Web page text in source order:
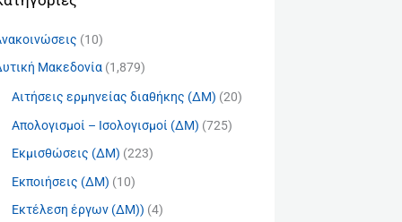
(10)
Μακεδονία (1,879)
Αιτήσεις ερμηνείας διαθήκης (ΔΜ) (20)
Απολογισμοί – Ισολογισμοί (ΔΜ) (725)
Εκμισθώσεις (ΔΜ) (223)
Εκποιήσεις (ΔΜ) (10)
Εκτέλεση έργων (ΔΜ)) (4)